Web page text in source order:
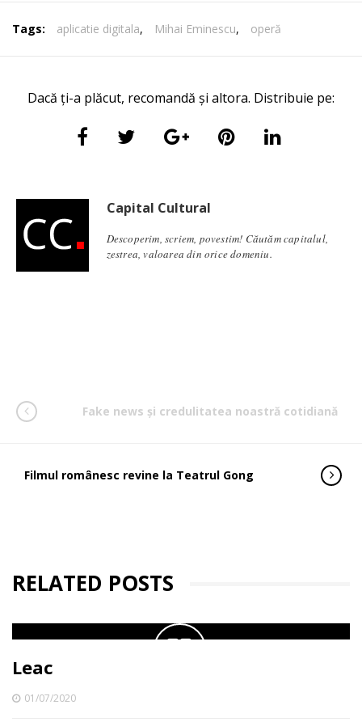
Tags: aplicatie digitala, Mihai Eminescu, operă
Dacă ți-a plăcut, recomandă și altora. Distribuie pe:
Capital Cultural
Descoperim, scriem, povestim! Căutăm capitalul,
zestrea, valoarea din orice domeniu.
Fake news și credulitatea noastră cotidiană
Filmul românesc revine la Teatrul Gong
RELATED POSTS
Leac
01/07/2020